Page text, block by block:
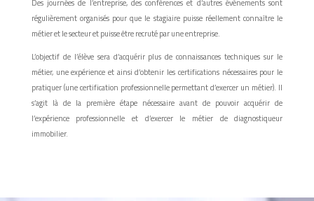
Des journées de l’entreprise, des conférences et d’autres événements sont
régulièrement organisés pour que le stagiaire puisse réellement connaître le
métier et le secteur et puisse être recruté par une entreprise.
L’objectif de l’élève sera d’acquérir plus de connaissances techniques sur le
métier, une expérience et ainsi d’obtenir les certifications nécessaires pour le
pratiquer (une certification professionnelle permettant d’exercer un métier). Il
s’agit là de la première étape nécessaire avant de pouvoir acquérir de
l’expérience professionnelle et d’exercer le métier de diagnostiqueur
immobilier.